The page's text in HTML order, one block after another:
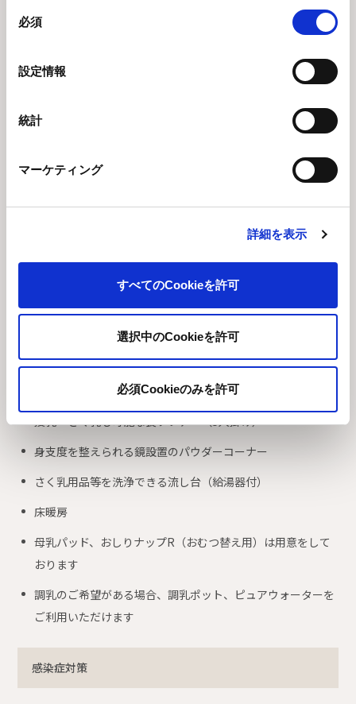
必須
設定情報
統計
マーケティング
詳細を表示
すべてのCookieを許可
選択中のCookieを許可
必須Cookieのみを許可
時間
（土日祝日、弊社夏季・冬季休業を除く）
設備
さく乳、授乳用の個室（カーテン仕切り）2室
おむつ替えシート
授乳・さく乳も可能な長ソファー（5人掛け）
身支度を整えられる鏡設置のパウダーコーナー
さく乳用品等を洗浄できる流し台（給湯器付）
床暖房
母乳パッド、おしりナップR（おむつ替え用）は用意をして
おります
調乳のご希望がある場合、調乳ポット、ピュアウォーターを
ご利用いただけます
感染症対策